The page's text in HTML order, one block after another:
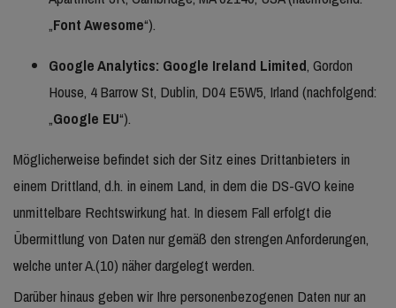
„Font Awesome“).
Google Analytics: Google Ireland Limited, Gordon
House, 4 Barrow St, Dublin, D04 E5W5, Irland (nachfolgend:
„Google EU“).
Möglicherweise befindet sich der Sitz eines Drittanbieters in
einem Drittland, d.h. in einem Land, in dem die DS-GVO keine
unmittelbare Rechtswirkung hat. In diesem Fall erfolgt die
Übermittlung von Daten nur gemäß den strengen Anforderungen,
welche unter A.(10) näher dargelegt werden.
Darüber hinaus geben wir Ihre personenbezogenen Daten nur an